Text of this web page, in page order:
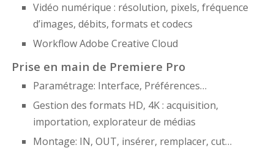
Vidéo numérique : résolution, pixels, fréquence
d’images, débits, formats et codecs
Workflow Adobe Creative Cloud
Prise en main de Premiere Pro
Paramétrage: Interface, Préférences…
Gestion des formats HD, 4K : acquisition,
importation, explorateur de médias
Montage: IN, OUT, insérer, remplacer, cut…